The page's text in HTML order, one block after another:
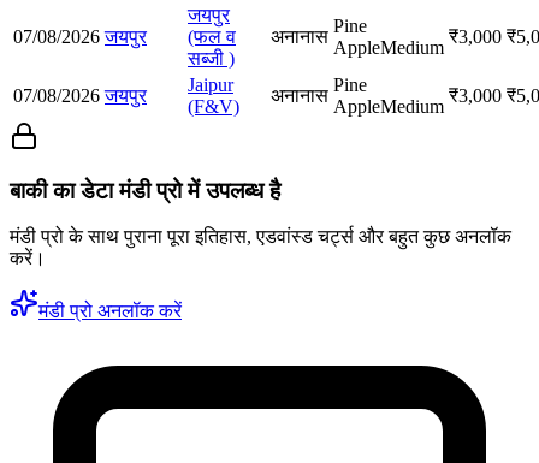
07/08/2026 जयपुर
जयपुर
(फल व
सब्जी )
अनानास
Pine
AppleMedium
₹3,000 ₹
07/08/2026 जयपुर
Jaipur
(F&V)
अनानास
Pine
AppleMedium
₹3,000 ₹
बाकी का डेटा मंडी प्रो में उपलब्ध है
मंडी प्रो के साथ पुराना पूरा इतिहास, एडवांस्ड चर्ट्स और बहुत कुछ अनलॉक
करें।
मंडी प्रो अनलॉक करें